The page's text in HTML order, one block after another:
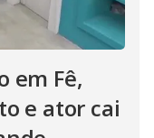
em Fê,
e ator cai